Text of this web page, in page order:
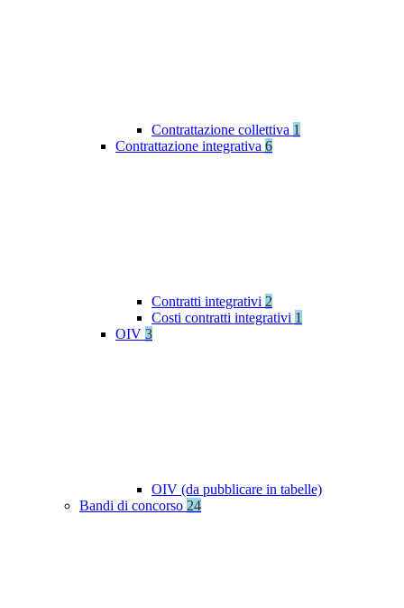
Contrattazione collettiva 1
Contrattazione integrativa 6
Contratti integrativi 2
Costi contratti integrativi 1
OIV 3
OIV (da pubblicare in tabelle)
Bandi di concorso 24